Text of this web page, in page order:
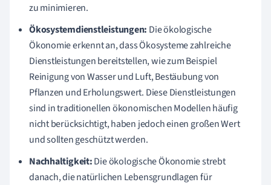
zu minimieren.
Ökosystemdienstleistungen: Die ökologische
Ökonomie erkennt an, dass Ökosysteme zahlreiche
Dienstleistungen bereitstellen, wie zum Beispiel
Reinigung von Wasser und Luft, Bestäubung von
Pflanzen und Erholungswert. Diese Dienstleistungen
sind in traditionellen ökonomischen Modellen häufig
nicht berücksichtigt, haben jedoch einen großen Wert
und sollten geschützt werden.
Nachhaltigkeit:Die ökologische Ökonomie strebt
danach, die natürlichen Lebensgrundlagen für